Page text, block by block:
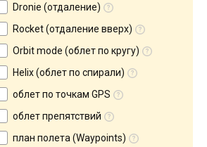
Dronie (отдаление)
Rocket (отдаление вверх)
Orbit mode (облет по кругу)
Helix (облет по спирали)
облет по точкам GPS
облет препятствий
план полета (Waypoints)